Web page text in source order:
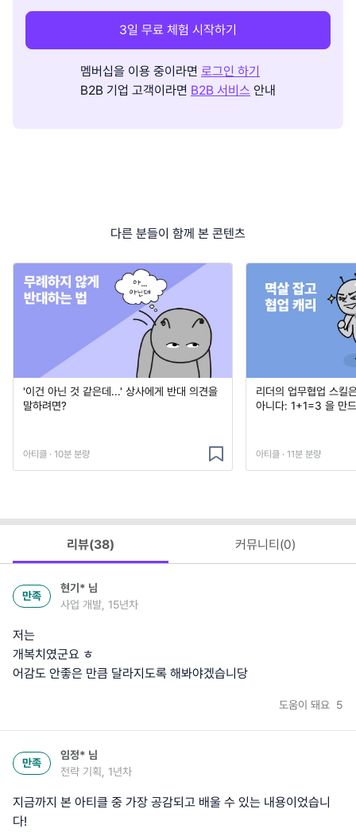
3일 무료 체험 시작하기
멤버십을 이용 중이라면 로그인 하기
B2B 기업 고객이라면 B2B 서비스 안내
다른 분들이 함께 본 콘텐츠
'이건 아닌 것 같은데...' 상사에게 반대 의견을
말하려면?
아티클 · 10분 분량
리더의 업무협업 스킬
아니다: 1+1=3 을 만
아티클 · 11분 분량
리뷰(38) 커뮤니티(0)
만족
현기* 님
사업 개발, 15년차
저는
개복치였군요 ㅎ
어감도 안좋은 만큼 달라지도록 해봐야겠습니당
도움이 돼요 5
만족
임정* 님
전략 기획, 1년차
지금까지 본 아티클 중 가장 공감되고 배울 수 있는 내용이었습니
다!